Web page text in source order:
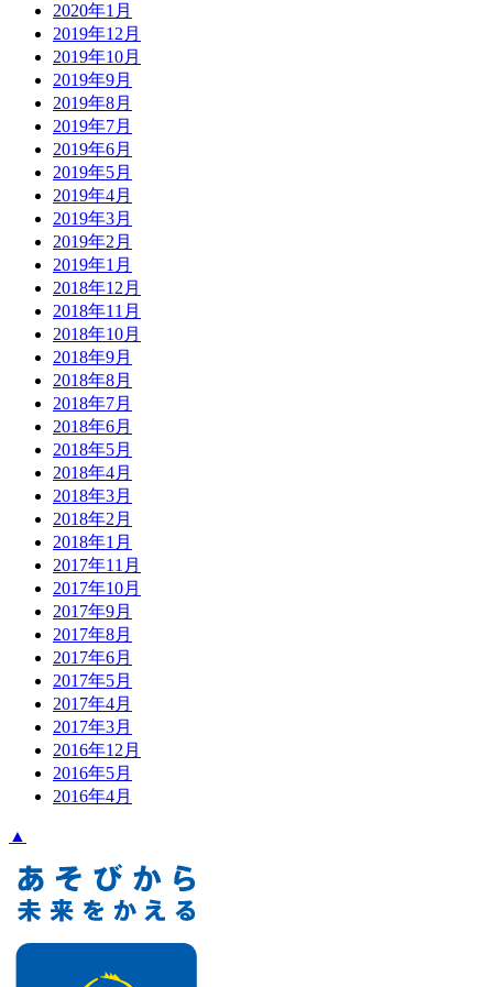
2020年1月
2019年12月
2019年10月
2019年9月
2019年8月
2019年7月
2019年6月
2019年5月
2019年4月
2019年3月
2019年2月
2019年1月
2018年12月
2018年11月
2018年10月
2018年9月
2018年8月
2018年7月
2018年6月
2018年5月
2018年4月
2018年3月
2018年2月
2018年1月
2017年11月
2017年10月
2017年9月
2017年8月
2017年6月
2017年5月
2017年4月
2017年3月
2016年12月
2016年5月
2016年4月
▲